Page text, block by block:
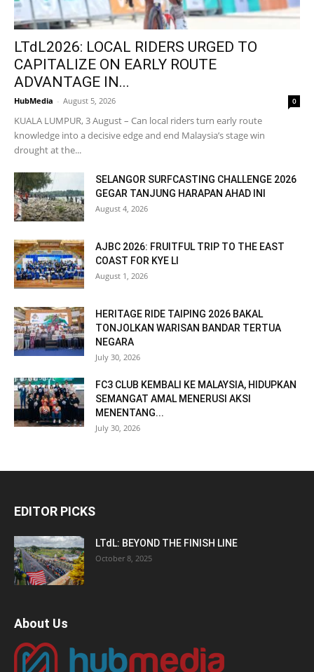
LTdL2026: LOCAL RIDERS URGED TO
CAPITALIZE ON EARLY ROUTE
ADVANTAGE IN...
HubMedia - August 5, 2026 0
KUALA LUMPUR, 3 August – Can local riders turn early route
knowledge into a decisive edge and end Malaysia’s stage win
drought at the...
SELANGOR SURFCASTING CHALLENGE 2026
GEGAR TANJUNG HARAPAN AHAD INI
August 4, 2026
AJBC 2026: FRUITFUL TRIP TO THE EAST
COAST FOR KYE LI
August 1, 2026
HERITAGE RIDE TAIPING 2026 BAKAL
TONJOLKAN WARISAN BANDAR TERTUA
NEGARA
July 30, 2026
FC3 CLUB KEMBALI KE MALAYSIA, HIDUPKAN
SEMANGAT AMAL MENERUSI AKSI
MENENTANG...
July 30, 2026
EDITOR PICKS
LTdL: BEYOND THE FINISH LINE
October 8, 2025
About Us